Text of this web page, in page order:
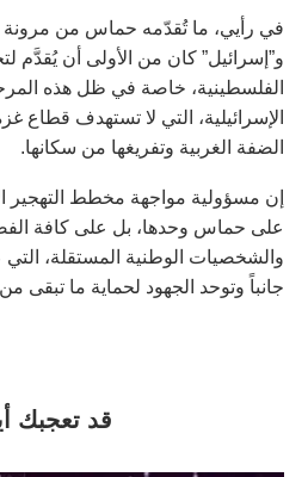
في رأيي، ما تُقدّمه حماس من مرونة
و”إسرائيل” كان من الأولى أن يُقدَّم
الفلسطينية، خاصة في ظل هذه
الإسرائيلية، التي لا تستهدف
الضفة الغربية وتفريغها من سكانها.
إن مسؤولية مواجهة مخطط التهجير
على حماس وحدها، بل على كافة
والشخصيات الوطنية المستقلة، التي
جانباً وتوحد الجهود لحماية ما
قد تعجبك